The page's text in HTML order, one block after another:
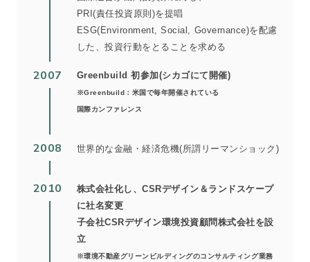
PRI(責任投資原則)を提唱
ESG(Environment, Social, Governance)を配慮
した、投資行動をとることを求める
2007 Greenbuild 初参加(シカゴにて開催)
※Greenbuild：米国で毎年開催されている
国際カンファレンス
世界的な金融・経済危機(所謂リーマンショック)
2008
2010
株式会社化し、CSRデザイン＆ランドスケープ
に社名変更
子会社CSRデザイン環境投資顧問株式会社を設
立
※環境不動産グリーンビルディングのコンサルティング業務